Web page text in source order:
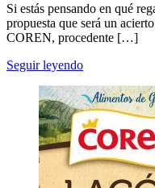
Si estás pensando en qué
propuesta que será un
COREN, procedente […]
Seguir leyendo